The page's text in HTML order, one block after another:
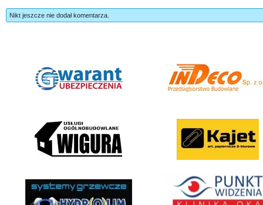
Nikt jeszcze nie dodał komentarza.